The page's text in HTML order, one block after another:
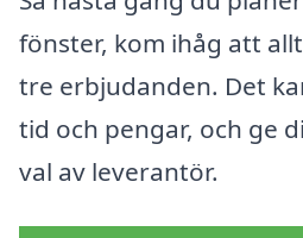
fönster, kom ihåg att
tre erbjudanden. Det
tid och pengar, och ge
val av leverantör.